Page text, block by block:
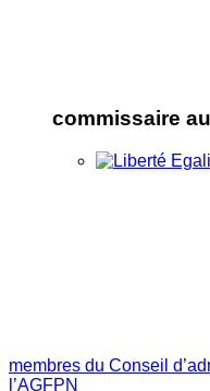
commissaire
membres du Conseil
l’AGFPN